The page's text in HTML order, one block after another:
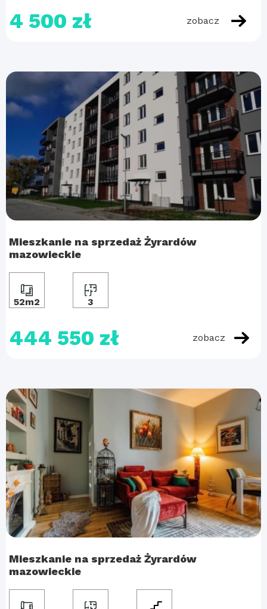
4 500 zł zobacz
Mieszkanie na sprzedaż Żyrardów
mazowieckie
52m2 3
444 550 zł zobacz
Mieszkanie na sprzedaż Żyrardów
mazowieckie